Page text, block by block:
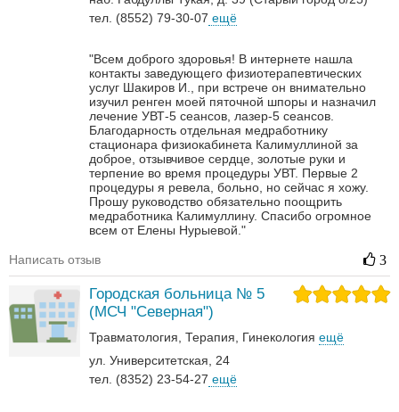
тел. (8552) 79-30-07 ещё
"Всем доброго здоровья! В интернете нашла
контакты заведующего физиотерапевтических
услуг Шакиров И., при встрече он внимательно
изучил ренген моей пяточной шпоры и назначил
лечение УВТ-5 сеансов, лазер-5 сеансов.
Благодарность отдельная медработнику
стационара физиокабинета Калимуллиной за
доброе, отзывчивое сердце, золотые руки и
терпение во время процедуры УВТ. Первые 2
процедуры я ревела, больно, но сейчас я хожу.
Прошу руководство обязательно поощрить
медработника Калимуллину. Спасибо огромное
всем от Елены Нурыевой."
Написать отзыв 3
Городская больница № 5
(МСЧ "Северная")
Травматология Терапия Гинекология ещё
ул. Университетская, 24
тел. (8352) 23-54-27 ещё